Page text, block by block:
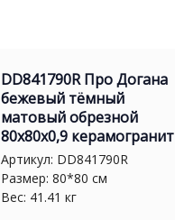
DD841790R Про Догана
бежевый тёмный
матовый обрезной
80x80x0,9 керамогранит
Артикул: DD841790R
Размер: 80*80 см
Вес: 41.41 кг